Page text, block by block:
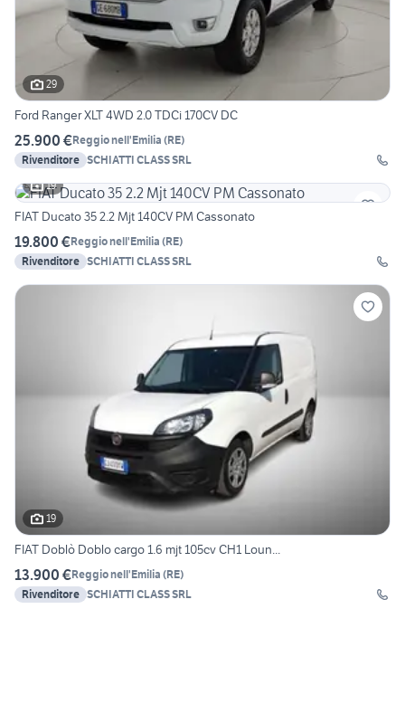
29
Ford Ranger XLT 4WD 2.0 TDCi 170CV DC
25.900 €Reggio nell'Emilia (RE)
Rivenditore SCHIATTI CLASS SRL
19
FIAT Ducato 35 2.2 Mjt 140CV PM Cassonato
19.800 €Reggio nell'Emilia (RE)
Rivenditore SCHIATTI CLASS SRL
19
FIAT Doblò Doblo cargo 1.6 mjt 105cv CH1 Loun...
13.900 €Reggio nell'Emilia (RE)
Rivenditore SCHIATTI CLASS SRL